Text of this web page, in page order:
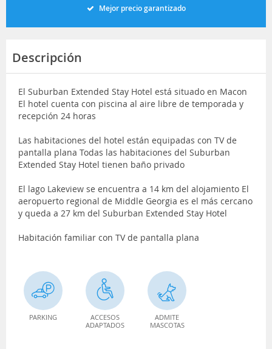
Mejor precio garantizado
Descripción
El Suburban Extended Stay Hotel está situado en Macon
El hotel cuenta con piscina al aire libre de temporada y
recepción 24 horas
Las habitaciones del hotel están equipadas con TV de
pantalla plana Todas las habitaciones del Suburban
Extended Stay Hotel tienen baño privado
El lago Lakeview se encuentra a 14 km del alojamiento El
aeropuerto regional de Middle Georgia es el más cercano
y queda a 27 km del Suburban Extended Stay Hotel
Habitación familiar con TV de pantalla plana
PARKING
ACCESOS
ADAPTADOS
ADMITE
MASCOTAS